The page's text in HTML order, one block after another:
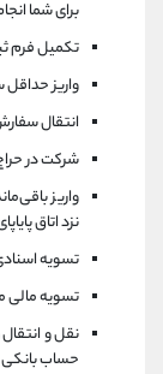
برای شما
تکمیل فرم
واریز حداقل
انتقال
شرکت در حراج
واریز
نزد اتاق
تسویه
تسویه مالی
نقل و
حساب بانکی